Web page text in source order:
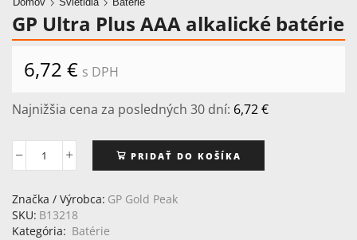
GP Ultra Plus AAA alkalické batérie
6,72 € s DPH
Najnižšia cena za posledných 30 dní: 6,72€
množstvo
Ultra
Plus
AAA
PRIDAŤ DO KOŠÍKA
Značka / Výrobca: GP Gold Peak
SKU: B13218
Kategória: Batérie